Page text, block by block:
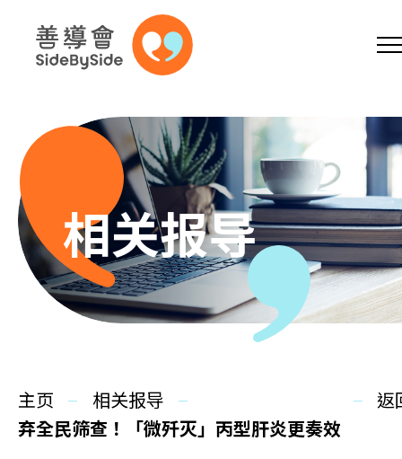
跳到内容（按回车键）
A A A EN
主页
同你讲故事
相关报导
主页
相关报导
弃全民筛查！「微歼灭」丙型肝炎更奏效
返